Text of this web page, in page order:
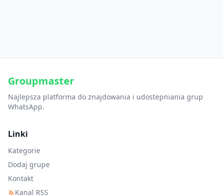
Groupmaster
Najlepsza platforma do znajdowania i udostepniania grup
WhatsApp.
Linki
Kategorie
Dodaj grupe
Kontakt
Kanal RSS